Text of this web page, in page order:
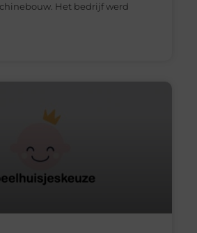
Het bedrijf werd